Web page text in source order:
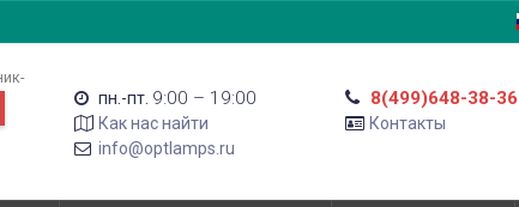
пн.-пт. 9:00 – 19:00
Как нас найти
info@optlamps.ru
8(499)648-38-36
Контакты